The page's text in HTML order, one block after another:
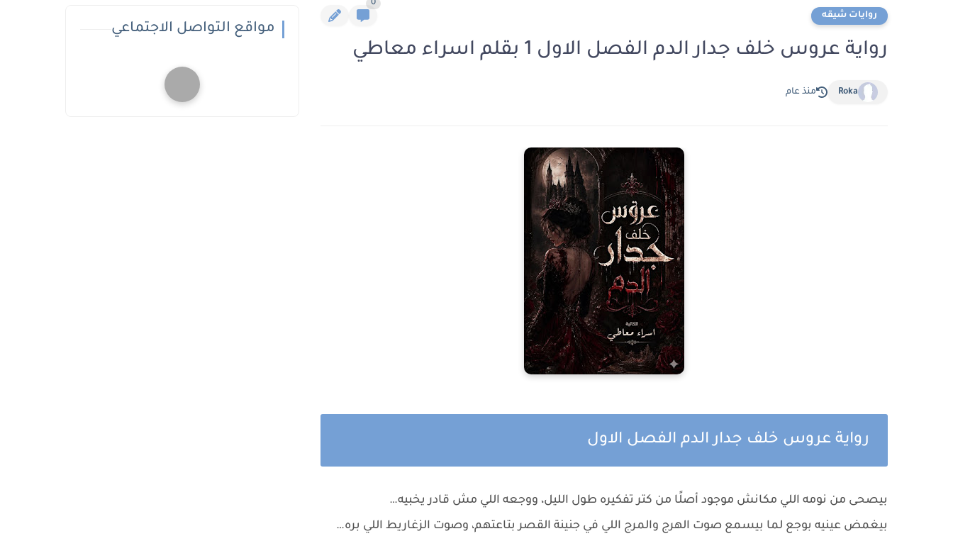
روايات شيقه
0
رواية عروس خلف جدار الدم الفصل الاول 1 بقلم اسراء معاطي
Roka منذ عام
رواية عروس خلف جدار الدم الفصل الاول
بيصحى من نومه اللي مكانش موجود أصلًا من كتر تفكيره طول الليل، ووجعه اللي مش قادر يخبيه…
بيغمض عينيه بوجع لما بيسمع صوت الهرج والمرج اللي في جنينة القصر بتاعتهم، وصوت الزغاريط اللي بره…
مواقع التواصل الاجتماعي